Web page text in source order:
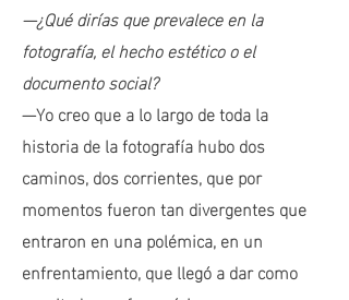
—¿Qué dirías que prevalece en la
fotografía, el hecho estético o el
documento social?
—Yo creo que a lo largo de toda la
historia de la fotografía hubo dos
caminos, dos corrientes, que por
momentos fueron tan divergentes que
entraron en una polémica, en un
enfrentamiento, que llegó a dar como